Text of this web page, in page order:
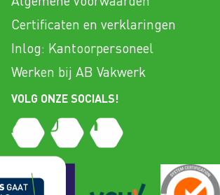
Certificaten en verklaringen
Inlog: Kantoorpersoneel
Werken bij AB Vakwerk
VOLG ONZE SOCIALS!